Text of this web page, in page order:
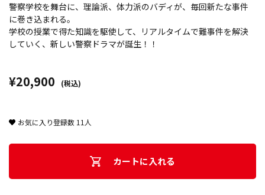
警察学校を舞台に、理論派、体力派のバディが、毎回新たな事件
に巻き込まれる。
学校の授業で得た知識を駆使して、リアルタイムで難事件を解決
していく、新しい警察ドラマが誕生！！
¥20,900 (税込)
お気に入り登録数 11 人
カートに入れる